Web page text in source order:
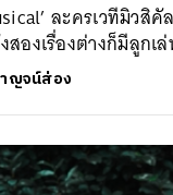
ละครเวทีมิวสิคั
องเรื่องต่างก็มีลูกเล่
ญจน์ส่อง